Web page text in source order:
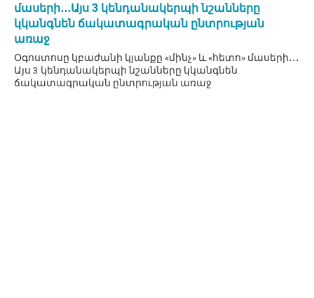
մասերի․․․Այս 3 կենդանակերպի նշանները
կկանգնեն ճակատագրական ընտրության
առաջ
Օգոստոսը կբաժանի կյանքը «մինչ» և «հետո» մասերի․․․
Այս 3 կենդանակերպի նշանները կկանգնեն
ճակատագրական ընտրության առաջ